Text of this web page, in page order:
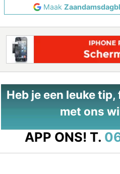
Maak
Heb je een leuke
met ons
APP ONS! T.